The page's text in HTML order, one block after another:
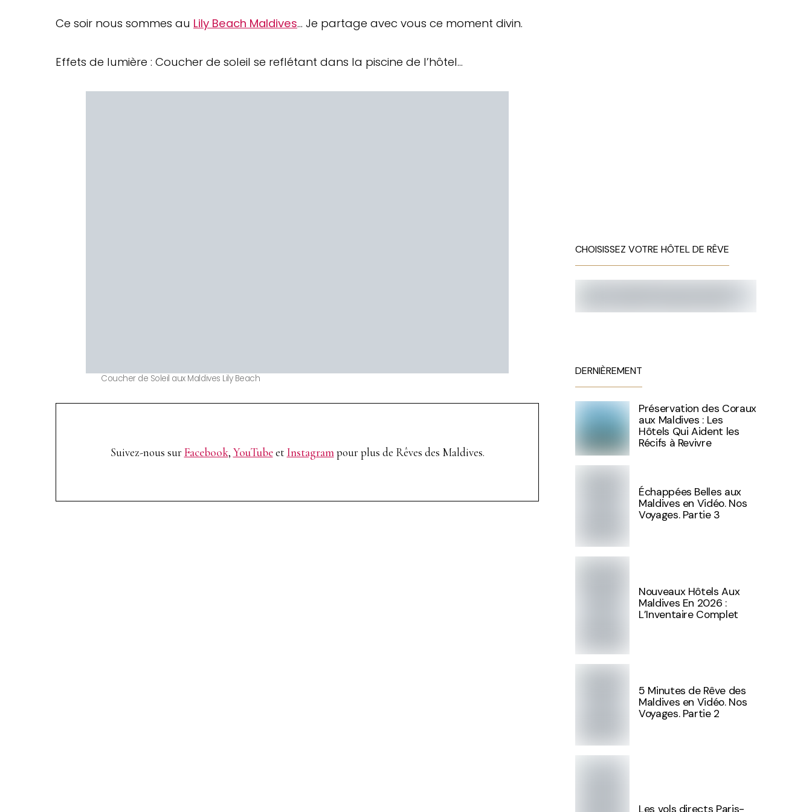
Ce soir nous sommes au Lily Beach Maldives… Je partage avec vous ce moment divin.
Effets de lumière : Coucher de soleil se reflétant dans la piscine de l’hôtel…
Coucher de Soleil aux Maldives Lily Beach
Suivez-nous surFacebook, YouTubeet Instagrampour plus de Rêves des Maldives.
CHOISISSEZ VOTRE HÔTEL DE RÊVE
DERNIÈREMENT
Préservation des Coraux
aux Maldives : Les
Hôtels Qui Aident les
Récifs à Revivre
Échappées Belles aux
Maldives en Vidéo. Nos
Voyages. Partie 3
Nouveaux Hôtels Aux
Maldives En 2026 :
L’Inventaire Complet
5 Minutes de Rêve des
Maldives en Vidéo. Nos
Voyages. Partie 2
Les vols directs Paris-